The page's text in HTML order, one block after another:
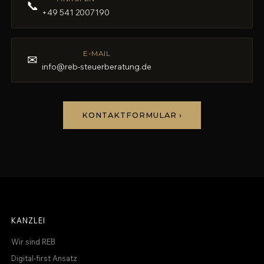
📞 +49 541 2007190
✉ E-MAIL
info@reb-steuerberatung.de
KONTAKTFORMULAR ›
KANZLEI
Wir sind REB
Digital-first Ansatz